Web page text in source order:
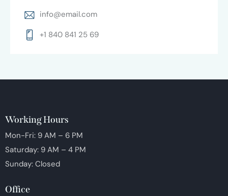
info@email.com
+1 840 841 25 69
Working Hours
Mon-Fri: 9 AM – 6 PM
Saturday: 9 AM – 4 PM
Sunday: Closed
Office